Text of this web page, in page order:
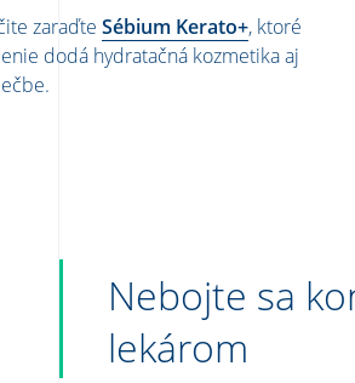
zaraďte Sébium Kerato+, ktoré
dodá hydratačná kozmetika aj
Nebojte sa
lekárom